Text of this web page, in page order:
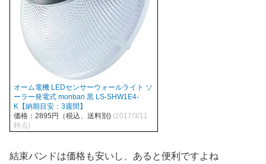
オーム電機 LEDセンサーウォールライト ソ
ーラー発電式 monban 黒 LS-SHW1E4-
K【納期目安：3週間】
価格：2895円（税込、送料別) (2017/3/11
時点)
結束バンドは価格も安いし、あると便利ですよね